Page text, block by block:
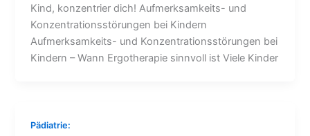
Kind, konzentrier dich! Aufmerksamkeits- und
Konzentrationsstörungen bei Kindern
Aufmerksamkeits- und Konzentrationsstörungen bei
Kindern – Wann Ergotherapie sinnvoll ist Viele Kinder
Pädiatrie: